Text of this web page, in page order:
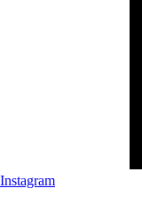
Instagram